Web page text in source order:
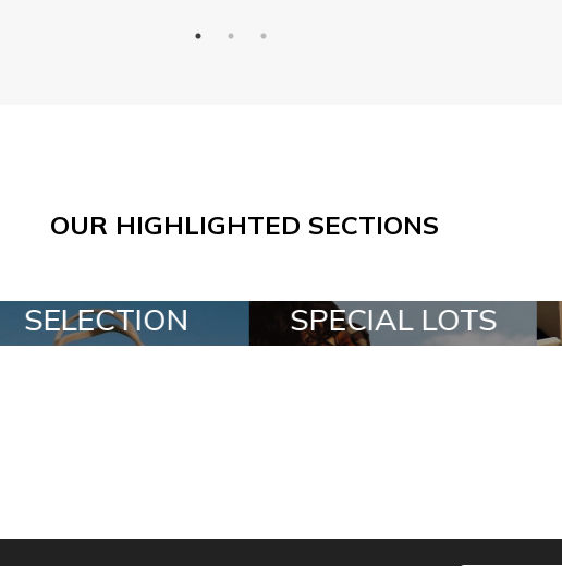
OUR HIGHLIGHTED SECTIONS
SPECIAL LOTS ALL IN A BOX